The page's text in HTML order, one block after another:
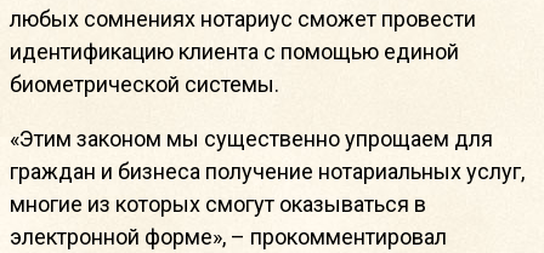
любых сомнениях нотариус сможет провести
идентификацию клиента с помощью единой
биометрической системы.
«Этим законом мы существенно упрощаем для
граждан и бизнеса получение нотариальных услуг,
многие из которых смогут оказываться в
электронной форме», – прокомментировал